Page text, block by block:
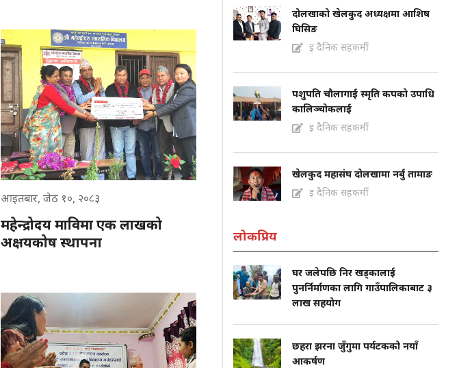
आइतबार, जेठ १०, २०८३
महेन्द्रोदय माविमा एक लाखको
अक्षयकोष स्थापना
दोलखाको खेलकुद अध्यक्षमा आशिष
घिसिङ
इ दैनिक सहकर्मी
पशुपति चौलागाई स्मृति कपको उपाधि
कालिञ्चोकलाई
इ दैनिक सहकर्मी
खेलकुद महासंघ दोलखामा नर्बु तामाङ
इ दैनिक सहकर्मी
लोकप्रिय
घर जलेपछि निर खड्कालाई
पुनर्निर्माणका लागि गाउँपालिकाबाट ३
लाख सहयोग
छहरा झरना जुँगुमा पर्यटकको नयाँ
आकर्षण